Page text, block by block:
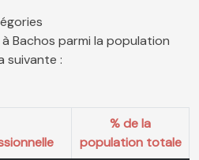
Bachos parmi la population
suivante :
% de la
population totale